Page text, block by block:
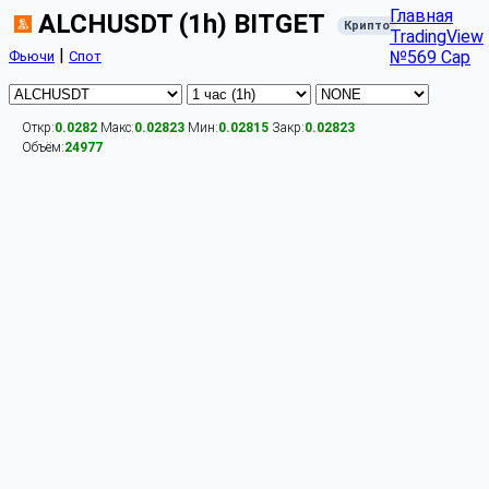
ALCHUSDT (1h) BITGET Крипто
Фьючи | Спот
Главная
TradingView
№569 Cap
Откр:0.0282 Макс:0.02823 Мин:0.02815 Закр:0.02823
Объём:24977